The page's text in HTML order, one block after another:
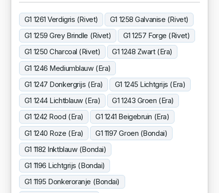
G1 1261 Verdigris (Rivet)
G1 1258 Galvanise (Rivet)
G1 1259 Grey Brindle (Rivet)
G1 1257 Forge (Rivet)
G1 1250 Charcoal (Rivet)
G1 1248 Zwart (Era)
G1 1246 Mediumblauw (Era)
G1 1247 Donkergrijs (Era)
G1 1245 Lichtgrijs (Era)
G1 1244 Lichtblauw (Era)
G1 1243 Groen (Era)
G1 1242 Rood (Era)
G1 1241 Beigebruin (Era)
G1 1240 Roze (Era)
G1 1197 Groen (Bondai)
G1 1182 Inktblauw (Bondai)
G1 1196 Lichtgrijs (Bondai)
G1 1195 Donkeroranje (Bondai)